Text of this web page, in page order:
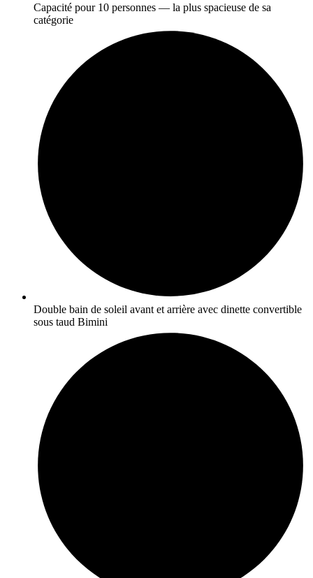
Capacité pour 10 personnes — la plus spacieuse de sa
catégorie
Double bain de soleil avant et arrière avec dinette convertible
sous taud Bimini